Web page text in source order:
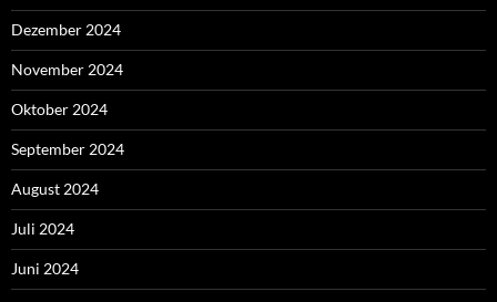
Dezember 2024
November 2024
Oktober 2024
September 2024
August 2024
Juli 2024
Juni 2024